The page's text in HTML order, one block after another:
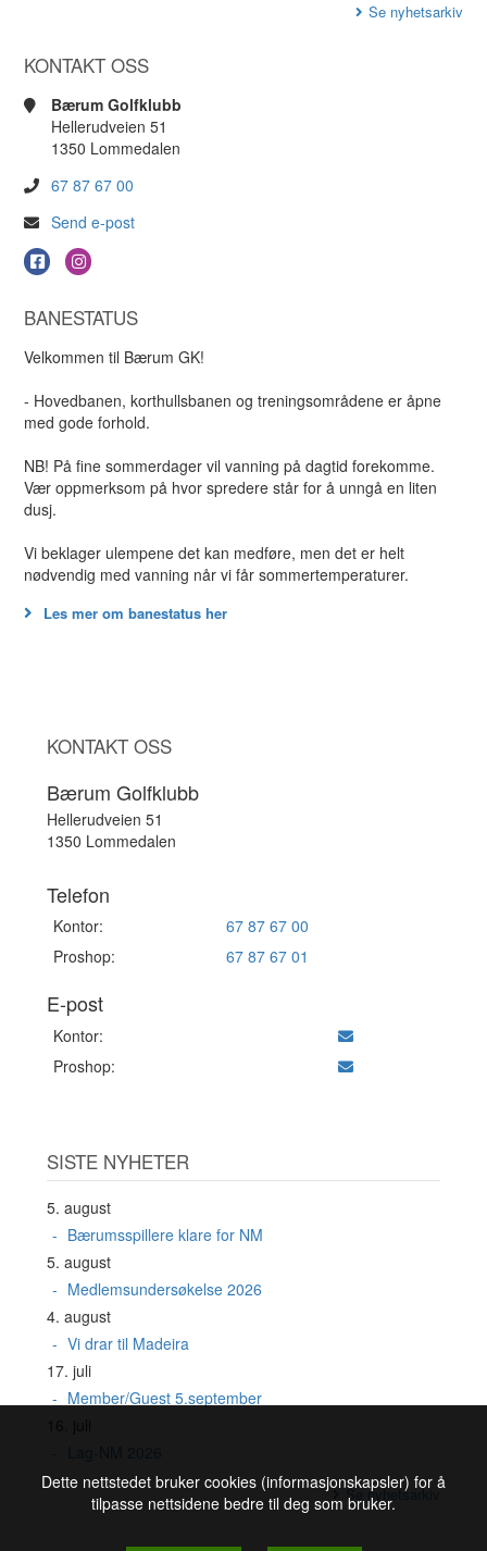
Se nyhetsarkiv
KONTAKT OSS
Bærum Golfklubb
Hellerudveien 51
1350 Lommedalen
67 87 67 00
Send e-post
BANESTATUS
Velkommen til Bærum GK!
- Hovedbanen, korthullsbanen og treningsområdene er åpne
med gode forhold.
NB! På fine sommerdager vil vanning på dagtid forekomme.
Vær oppmerksom på hvor spredere står for å unngå en liten
dusj.
Vi beklager ulempene det kan medføre, men det er helt
nødvendig med vanning når vi får sommertemperaturer.
Les mer om banestatus her
KONTAKT OSS
Bærum Golfklubb
Hellerudveien 51
1350 Lommedalen
Telefon
Kontor:
67 87 67 00
Proshop:
67 87 67 01
E-post
Kontor:
Proshop:
SISTE NYHETER
5. august
Bærumsspillere klare for NM
5. august
Medlemsundersøkelse 2026
4. august
Vi drar til Madeira
17. juli
Member/Guest 5.september
Se nyhetsarkiv
Dette nettstedet bruker cookies (informasjonskapsler) for å
tilpasse nettsidene bedre til deg som bruker.